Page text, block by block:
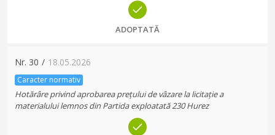
ADOPTATĂ
Nr. 30 / 18.05.2026
Caracter normativ
Hotărâre privind aprobarea prețului de vâzare la licitație a
materialului lemnos din Partida exploatată 230 Hurez